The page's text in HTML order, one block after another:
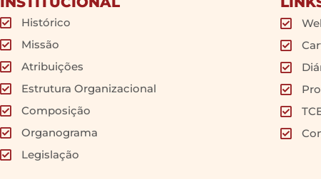
Histórico
Missão
Atribuições
Estrutura Organizacional
Composição
Organograma
Legislação